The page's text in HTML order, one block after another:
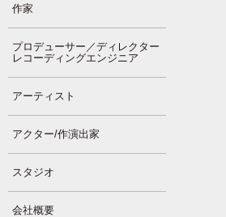
作家
プロデューサー／ディレクター
レコーディングエンジニア
アーティスト
アクター/作演出家
スタジオ
会社概要